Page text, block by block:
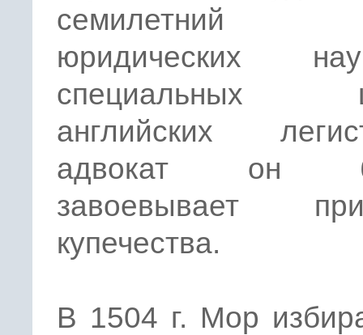
семилетний
юридических
специальных
английских
адвокат он
завоевывает
купечества.
В 1504 г. Мор